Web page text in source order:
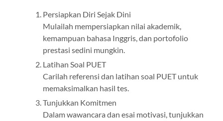
Persiapkan Diri Sejak Dini
Mulailah mempersiapkan nilai akademik,
kemampuan bahasa Inggris, dan portofolio
prestasi sedini mungkin.
Latihan Soal PUET
Carilah referensi dan latihan soal PUET untuk
memaksimalkan hasil tes.
Tunjukkan Komitmen
Dalam wawancara dan esai motivasi, tunjukkan